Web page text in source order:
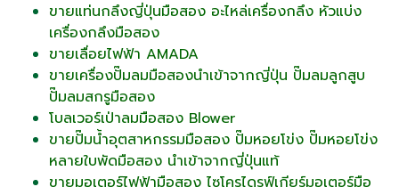
ขายแท่นกลึงญี่ปุ่นมือสอง อะไหล่เครื่องกลึง หัวแบ่ง
เครื่องกลึงมือสอง
ขายเลื่อยไฟฟ้า AMADA
ขายเครื่องปั๊มลมมือสองนำเข้าจากญี่ปุ่น ปั๊มลมลูกสูบ
ปั๊มลมสกรูมือสอง
โบลเวอร์เป่าลมมือสอง Blower
ขายปั๊มน้ำอุตสาหกรรมมือสอง ปั๊มหอยโข่ง ปั๊มหอยโข่ง
หลายใบพัดมือสอง นำเข้าจากญี่ปุ่นแท้
ขายมอเตอร์ไฟฟ้ามือสอง ไซโครไดรฟ์เกียร์มอเตอร์มือ